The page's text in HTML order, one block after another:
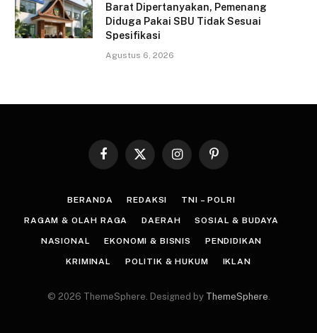
Barat Dipertanyakan, Pemenang
Diduga Pakai SBU Tidak Sesuai
Spesifikasi
Agustus 6, 2026
Facebook
X
InstagramPinterest
BERANDA REDAKSI TNI – POLRI
RAGAM & OLAH RAGA DAERAH SOSIAL & BUDAYA
NASIONAL EKONOMI & BISNIS PENDIDIKAN
KRIMINAL POLITIK & HUKUM IKLAN
© 2026 ThemeSphere. Designed by ThemeSphere